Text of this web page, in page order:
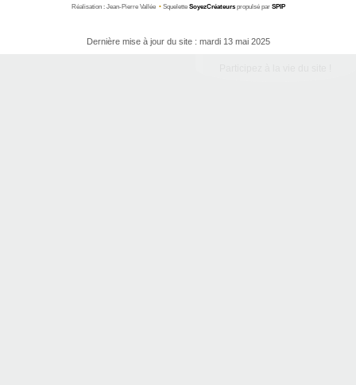
Réalisation : Jean-Pierre Vallée •Squelette SoyezCréateurspropulsé par SPIP
Dernière mise à jour du site : mardi 13 mai 2025